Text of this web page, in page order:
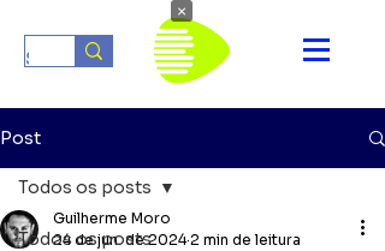
Post
Todos os posts
Todos os posts
Guilherme Moro
24 de jun. de 2024 2 min de leitura
×